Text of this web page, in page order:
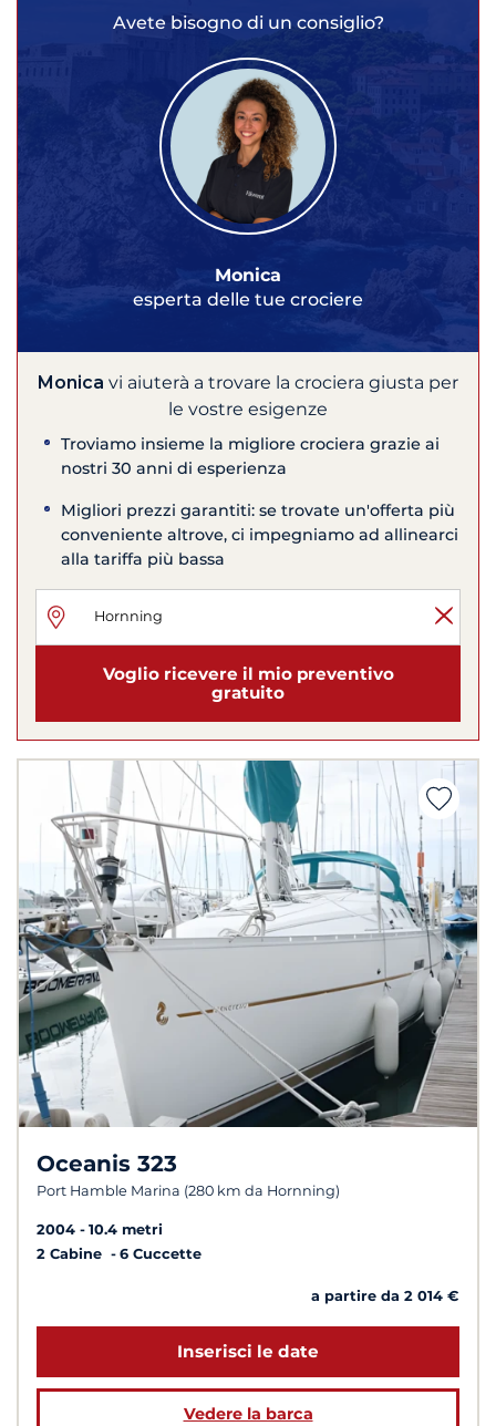
Avete bisogno di un consiglio?
Monica
esperta delle tue crociere
Monica vi aiuterà a trovare la crociera giusta per
le vostre esigenze
Troviamo insieme la migliore crociera grazie ai
nostri 30 anni di esperienza
Migliori prezzi garantiti: se trovate un'offerta più
conveniente altrove, ci impegniamo ad allinearci
alla tariffa più bassa
Voglio ricevere il mio preventivo
gratuito
Oceanis 323
Port Hamble Marina (280 km da Hornning)
2004
10.4 metri
2 Cabine
6 Cuccette
a partire da 2 014 €
Inserisci le date
Vedere la barca